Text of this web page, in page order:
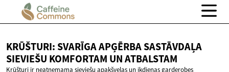
KRŪŠTURI: SVARĪGA APĢĒRBA SASTĀVDAĻA
SIEVIEŠU KOMFORTAM UN ATBALSTAM
Krūšturi ir neatņemama sieviešu apakšveļas un ikdienas garderobes